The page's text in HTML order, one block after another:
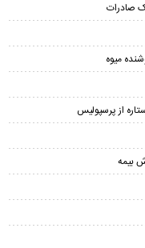
از پرسپولیس
بیمه